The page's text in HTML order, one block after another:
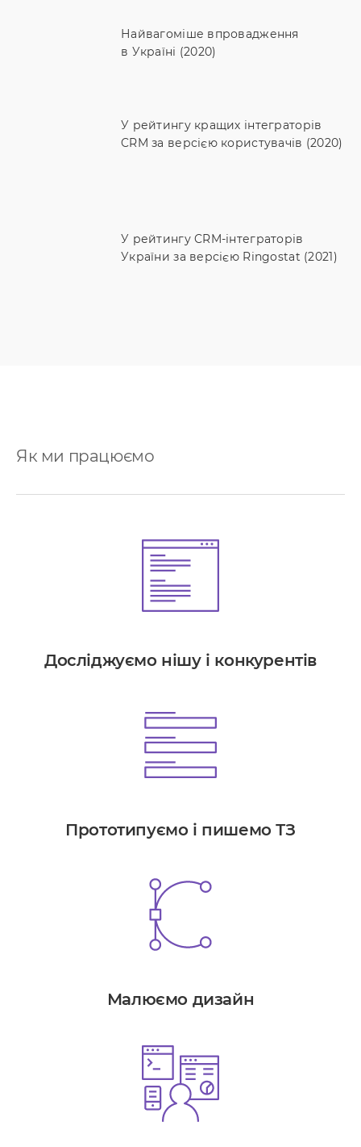
У рейтингу кращих інтеграторів
CRM за версією користувачів (2020)
Найвагоміше впровадження
в Україні (2020)
У рейтингу CRM-інтеграторів
України за версією Ringostat (2021)
Як ми працюємо
Досліджуємо нішу і конкурентів
Прототипуємо і пишемо ТЗ
Малюємо дизайн